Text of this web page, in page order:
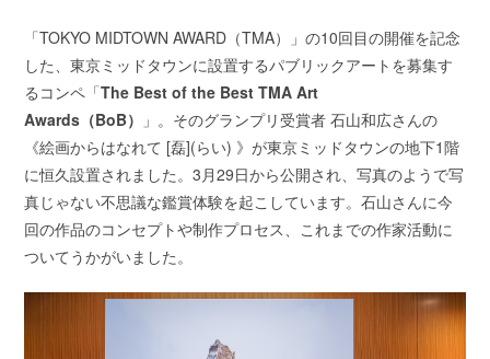
「TOKYO MIDTOWN AWARD（TMA）」の10回目の開催を記念
した、東京ミッドタウンに設置するパブリックアートを募集す
るコンペ「The Best of the Best TMA Art
Awards（BoB）
」。そのグランプリ受賞者 石山和広さんの
《絵画からはなれて [磊](らい) 》が東京ミッドタウンの地下1階
に恒久設置されました。3月29日から公開され、写真のようで写
真じゃない不思議な鑑賞体験を起こしています。石山さんに今
回の作品のコンセプトや制作プロセス、これまでの作家活動に
ついてうかがいました。